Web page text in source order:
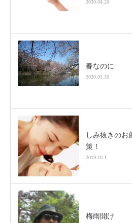
2020.04.20
春なのに
2020.03.30
しみ抜きの
策！
2019.10.1
梅雨開け